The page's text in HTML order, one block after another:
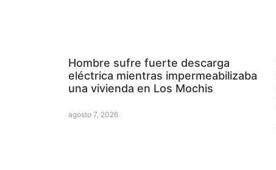
Hombre sufre fuerte descarga
eléctrica mientras impermeabilizaba
una vivienda en Los Mochis
agosto 7, 2026